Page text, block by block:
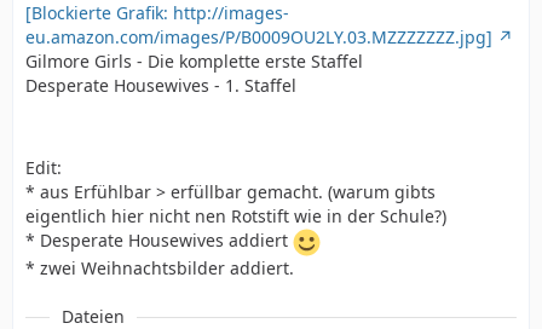
[Blockierte Grafik: http://images-
eu.amazon.com/images/P/B0009OU2LY.03.MZZZZZZZ.jpg]
Gilmore Girls - Die komplette erste Staffel
Desperate Housewives - 1. Staffel
Edit:
* aus Erfühlbar > erfüllbar gemacht. (warum gibts
eigentlich hier nicht nen Rotstift wie in der Schule?)
* Desperate Housewives addiert
* zwei Weihnachtsbilder addiert.
Dateien